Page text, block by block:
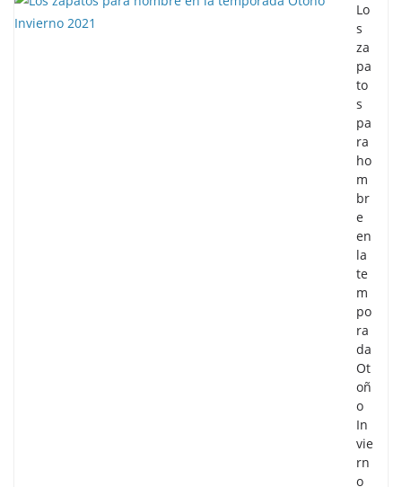
Lo
s
za
pa
to
s
pa
ra
ho
m
br
e
en
la
te
m
po
ra
da
Ot
oñ
o
In
vie
rn
o